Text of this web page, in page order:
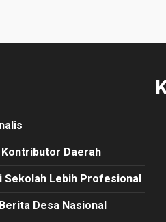
Daerah
Lebih Profesional
Desa Nasional